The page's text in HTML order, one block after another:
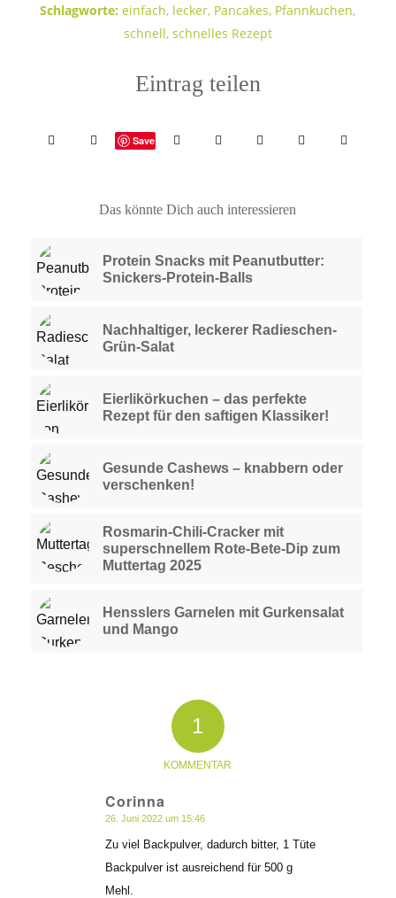
Schlagworte: einfach, lecker, Pancakes, Pfannkuchen,
schnell, schnelles Rezept
Eintrag teilen
Save
Das könnte Dich auch interessieren
Protein Snacks mit Peanutbutter:
Snickers-Protein-Balls
Nachhaltiger, leckerer Radieschen-
Grün-Salat
Eierlikörkuchen – das perfekte
Rezept für den saftigen Klassiker!
Gesunde Cashews – knabbern oder
verschenken!
Rosmarin-Chili-Cracker mit
superschnellem Rote-Bete-Dip zum
Muttertag 2025
Hensslers Garnelen mit Gurkensalat
und Mango
1
KOMMENTAR
Corinna
sagte:
26. Juni 2022 um 15:46
Zu viel Backpulver, dadurch bitter, 1 Tüte
Backpulver ist ausreichend für 500 g
Mehl.